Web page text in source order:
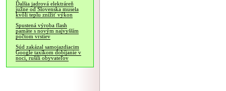
Ďalšia jadrová elektráreň
južne od Slovenska musela
kvôli teplu znížiť výkon
Spustená výroba flash
pamäte s novým najvyšším
počtom vrstiev
Súd zakázal samojazdiacim
Google taxíkom dobíjanie v
noci, rušili obyvateľov